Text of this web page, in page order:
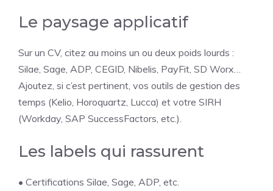
Le paysage applicatif
Sur un CV, citez au moins un ou deux poids lourds :
Silae, Sage, ADP, CEGID, Nibelis, PayFit, SD Worx…
Ajoutez, si c’est pertinent, vos outils de gestion des
temps (Kelio, Horoquartz, Lucca) et votre SIRH
(Workday, SAP SuccessFactors, etc.).
Les labels qui rassurent
• Certifications Silae, Sage, ADP, etc.